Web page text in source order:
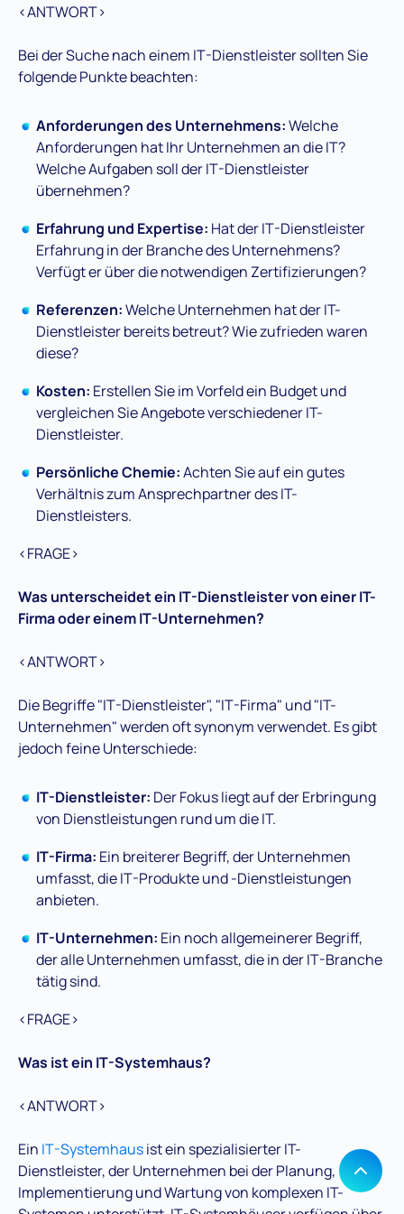
<ANTWORT>
Bei der Suche nach einem IT-Dienstleister sollten Sie
folgende Punkte beachten:
Anforderungen des Unternehmens:Welche
Anforderungen hat Ihr Unternehmen an die IT?
Welche Aufgaben soll der IT-Dienstleister
übernehmen?
Erfahrung und Expertise: Hat der IT-Dienstleister
Erfahrung in der Branche des Unternehmens?
Verfügt er über die notwendigen Zertifizierungen?
Referenzen:Welche Unternehmen hat der IT-
Dienstleister bereits betreut? Wie zufrieden waren
diese?
Kosten: Erstellen Sie im Vorfeld ein Budget und
vergleichen Sie Angebote verschiedener IT-
Dienstleister.
Persönliche Chemie:Achten Sie auf ein gutes
Verhältnis zum Ansprechpartner des IT-
Dienstleisters.
<FRAGE>
Was unterscheidet ein IT-Dienstleister von einer IT-
Firma oder einem IT-Unternehmen?
<ANTWORT>
Die Begriffe "IT-Dienstleister", "IT-Firma" und "IT-
Unternehmen" werden oft synonym verwendet. Es gibt
jedoch feine Unterschiede:
IT-Dienstleister: Der Fokus liegt auf der Erbringung
von Dienstleistungen rund um die IT.
IT-Firma: Ein breiterer Begriff, der Unternehmen
umfasst, die IT-Produkte und -Dienstleistungen
anbieten.
IT-Unternehmen: Ein noch allgemeinerer Begriff,
der alle Unternehmen umfasst, die in der IT-Branche
tätig sind.
<FRAGE>
Was ist ein IT-Systemhaus?
<ANTWORT>
Ein IT-Systemhausist ein spezialisierter IT-
Dienstleister, der Unternehmen bei der Planung,
Implementierung und Wartung von komplexen IT-